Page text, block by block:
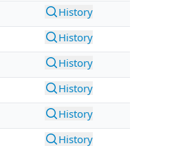
History
History
History
History
History
History